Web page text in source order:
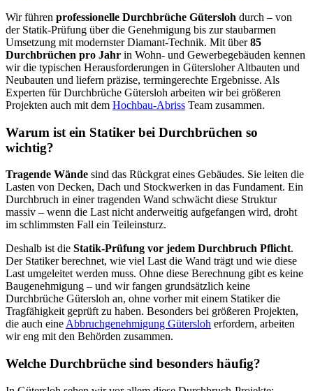
Wir führen professionelle Durchbrüche Gütersloh durch – von
der Statik-Prüfung über die Genehmigung bis zur staubarmen
Umsetzung mit modernster Diamant-Technik. Mit über85
Durchbrüchen pro Jahr in Wohn- und Gewerbegebäuden kennen
wir die typischen Herausforderungen in Gütersloher Altbauten und
Neubauten und liefern präzise, termingerechte Ergebnisse. Als
Experten für Durchbrüche Gütersloh arbeiten wir bei größeren
Projekten auch mit dem Hochbau-Abriss Team zusammen.
Warum ist ein Statiker bei Durchbrüchen so
wichtig?
Tragende Wände sind das Rückgrat eines Gebäudes. Sie leiten die
Lasten von Decken, Dach und Stockwerken in das Fundament. Ein
Durchbruch in einer tragenden Wand schwächt diese Struktur
massiv – wenn die Last nicht anderweitig aufgefangen wird, droht
im schlimmsten Fall ein Teileinsturz.
Deshalb ist die Statik-Prüfung vor jedem Durchbruch Pflicht.
Der Statiker berechnet, wie viel Last die Wand trägt und wie diese
Last umgeleitet werden muss. Ohne diese Berechnung gibt es keine
Baugenehmigung – und wir fangen grundsätzlich keine
Durchbrüche Gütersloh an, ohne vorher mit einem Statiker die
Tragfähigkeit geprüft zu haben. Besonders bei größeren Projekten,
die auch eine Abbruchgenehmigung Gütersloh erfordern, arbeiten
wir eng mit den Behörden zusammen.
Welche Durchbrüche sind besonders häufig?